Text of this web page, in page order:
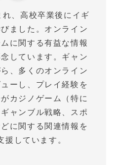
、高校卒業後にイギ
ました。オンライン
に関する有益な情報
しています。ギャン
、多くのオンライン
ーし、プレイ経験を
カジノゲーム（特に
ャンブル戦略、スポ
に関する関連情報を
援しています。